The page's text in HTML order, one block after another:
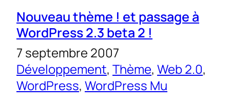
Nouveau thème ! et passage à
WordPress 2.3 beta 2 !
7 septembre 2007
Développement, Thème, Web 2.0
WordPress, WordPress Mu